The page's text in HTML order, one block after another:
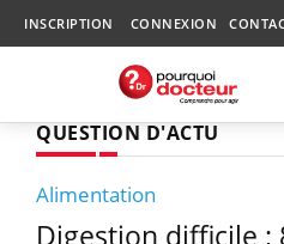
INSCRIPTION CONNEXION
QUESTION D'ACTU
Alimentation
Digestion difficile :